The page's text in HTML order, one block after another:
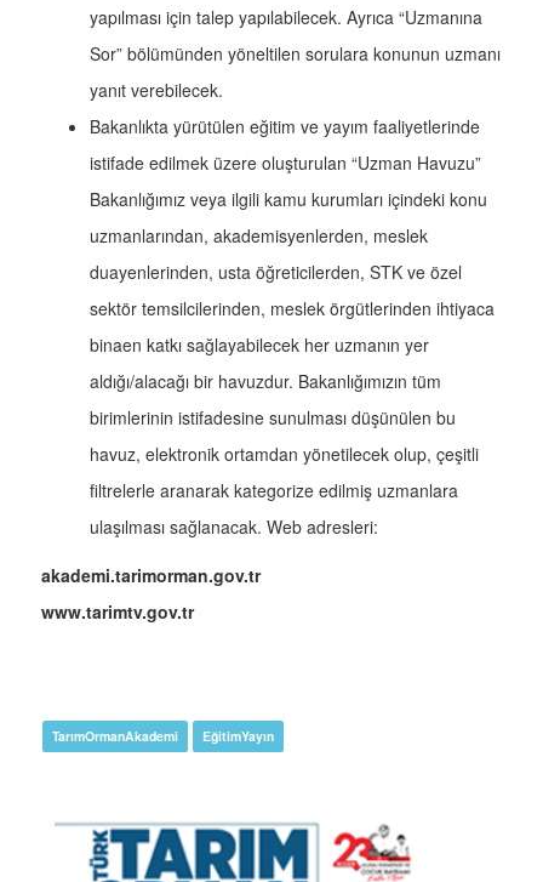
yapılması için talep yapılabilecek. Ayrıca “Uzmanına
Sor” bölümünden yöneltilen sorulara konunun uzmanı
yanıt verebilecek.
Bakanlıkta yürütülen eğitim ve yayım faaliyetlerinde
istifade edilmek üzere oluşturulan “Uzman Havuzu”
Bakanlığımız veya ilgili kamu kurumları içindeki konu
uzmanlarından, akademisyenlerden, meslek
duayenlerinden, usta öğreticilerden, STK ve özel
sektör temsilcilerinden, meslek örgütlerinden ihtiyaca
binaen katkı sağlayabilecek her uzmanın yer
aldığı/alacağı bir havuzdur. Bakanlığımızın tüm
birimlerinin istifadesine sunulması düşünülen bu
havuz, elektronik ortamdan yönetilecek olup, çeşitli
filtrelerle aranarak kategorize edilmiş uzmanlara
ulaşılması sağlanacak. Web adresleri:
akademi.tarimorman.gov.tr
www.tarimtv.gov.tr
TarımOrmanAkademi EğitimYayın